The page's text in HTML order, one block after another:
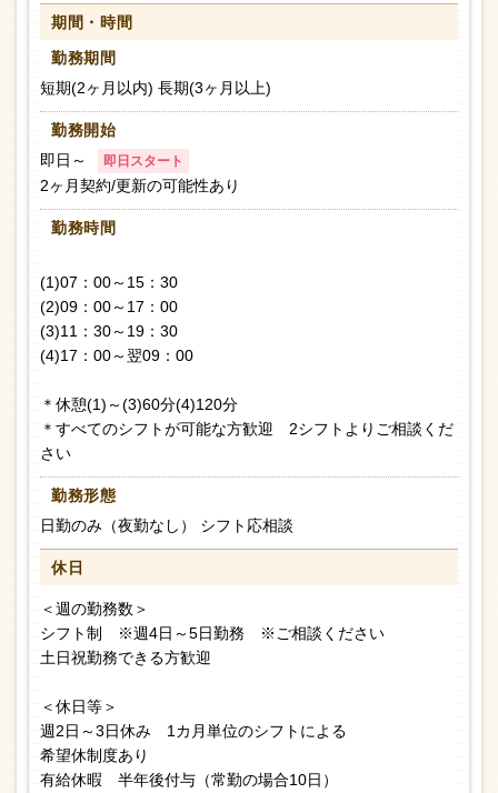
期間・時間
勤務期間
短期(2ヶ月以内) 長期(3ヶ月以上)
勤務開始
即日～
即日スタート
2ヶ月契約/更新の可能性あり
勤務時間
(1)07：00～15：30
(2)09：00～17：00
(3)11：30～19：30
(4)17：00～翌09：00
＊休憩(1)～(3)60分(4)120分
＊すべてのシフトが可能な方歓迎 2シフトよりご相談くだ
さい
勤務形態
日勤のみ（夜勤なし） シフト応相談
休日
＜週の勤務数＞
シフト制 ※週4日～5日勤務 ※ご相談ください
土日祝勤務できる方歓迎
＜休日等＞
週2日～3日休み 1カ月単位のシフトによる
希望休制度あり
有給休暇 半年後付与（常勤の場合10日）